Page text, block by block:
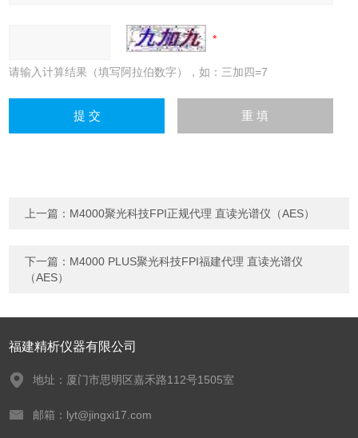
请输入计算结果（填写阿拉伯数字），如：三加四=7
上一篇： M4000聚光科技FPI正规代理 直读光谱仪（AES）
下一篇： M4000 PLUS聚光科技FPI福建代理 直读光谱仪
（AES）
福建精析仪器有限公司
地址：厦门市思明区嘉禾路112号1505室
邮箱：lyt@jingxi17.com